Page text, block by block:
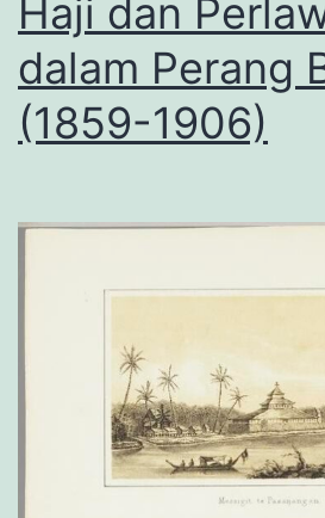
Haji dan
dalam Perang
(1859-1906)